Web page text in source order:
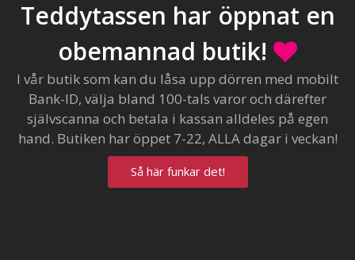
Teddytassen har öppnat en
obemannad butik!
I vår butik som kan du låsa upp dörren med mobilt
Bank-ID, välja bland 100-tals varor och därefter
självscanna och betala i kassan alldeles på egen
hand. Butiken har öppet 7-22, ALLA dagar i veckan!
Så här funkar det!